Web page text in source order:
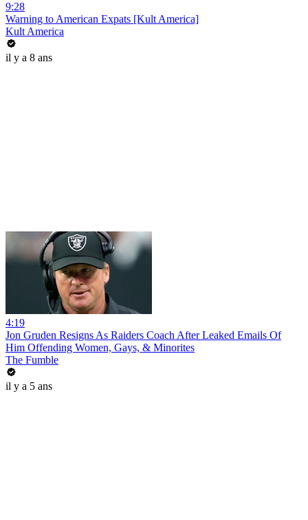
9:28
Warning to American Expats [Kult America]
Kult America
il y a 8 ans
4:19
Jon Gruden Resigns As Raiders Coach After Leaked Emails Of
Him Offending Women, Gays, & Minorites
The Fumble
il y a 5 ans